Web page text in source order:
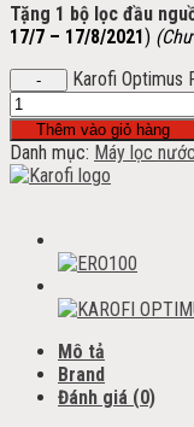
Tặng 1 bộ lọc đầu
17/7 – 17/8/2021)
Karofi Optimus
Thêm vào giỏ hàng
Danh mục: Máy lọc nước
Mô tả
Brand
Đánh giá (0)